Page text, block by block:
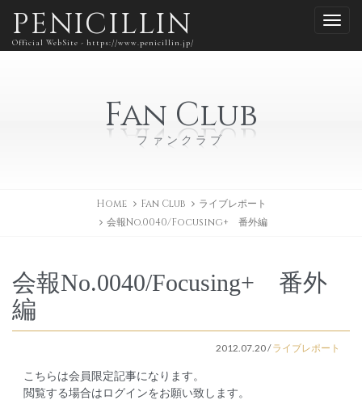
PENICILLIN
Official WebSite - https://www.penicillin.jp/
Fan Club
ファンクラブ
Home Fan Club
ライブレポート
会報No.0040/Focusing+ 番外編
会報No.0040/Focusing+ 番外
編
2012.07.20/ライブレポート
こちらは会員限定記事になります。
閲覧する場合はログインをお願い致します。